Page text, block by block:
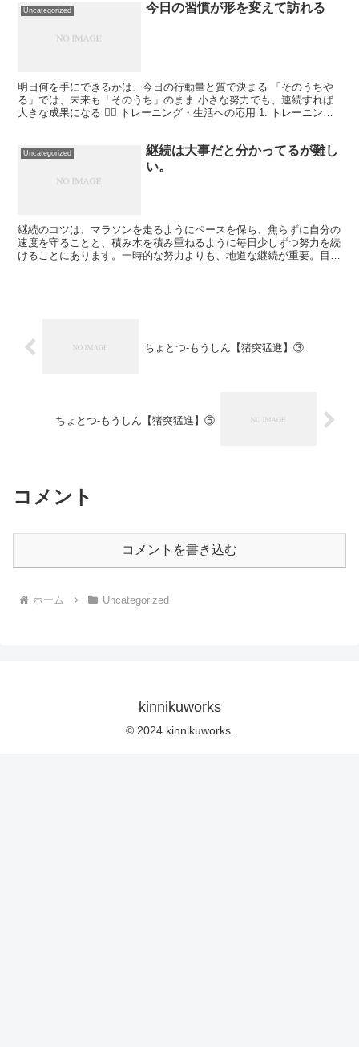
Uncategorized 今日の習慣が形を変えて訪れる
明日何を手にできるかは、今日の行動量と質で決まる 「そのうちや
る」では、未来も「そのうち」のまま 小さな努力でも、連続すれば
大きな成果になる 🏋️‍♂️ トレーニング・生活への応用 1. トレーニング
Uncategorized
継続は大事だと分かってるが難し
い。
継続のコツは、マラソンを走るようにペースを保ち、焦らずに自分の
速度を守ることと、積み木を積み重ねるように毎日少しずつ努力を続
けることにあります。一時的な努力よりも、地道な継続が重要。目標
ちょとつ-もうしん【猪突猛進】③
ちょとつ-もうしん【猪突猛進】⑤
コメント
コメントを書き込む
ホーム Uncategorized
kinnikuworks
© 2024 kinnikuworks.